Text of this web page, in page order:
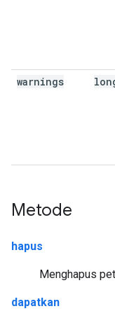
warnings
Metode
hapus
Menghapus
dapatkan